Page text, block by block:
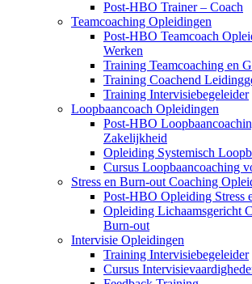
Post-HBO Trainer – Coach
Teamcoaching Opleidingen
Post-HBO Teamcoach
Werken
Training Teamcoaching en
Training Coachend
Training Intervisiebegeleider
Loopbaancoach Opleidingen
Post-HBO
Zakelijkheid
Opleiding Systemisch
Cursus Loopbaancoaching
Stress en Burn-out Coaching
Post-HBO Opleiding Stress
Opleiding Lichaamsgericht
Burn-out
Intervisie Opleidingen
Training Intervisiebegeleider
Cursus